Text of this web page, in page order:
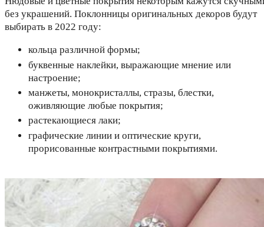
без украшений. Поклонницы оригинальных декоров будут
выбирать в 2022 году:
кольца различной формы;
буквенные наклейки, выражающие мнение или
настроение;
манжеты, монокристаллы, стразы, блестки,
оживляющие любые покрытия;
растекающиеся лаки;
графические линии и оптические круги,
прорисованные контрастными покрытиями.